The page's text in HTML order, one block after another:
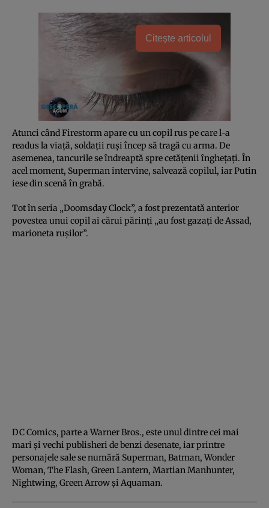
Citește articolul
Atunci când Firestorm apare cu un copil rus pe care l-a
readus la viaţă, soldaţii ruşi încep să tragă cu arma. De
asemenea, tancurile se îndreaptă spre cetăţenii îngheţaţi. În
acel moment, Superman intervine, salvează copilul, iar Putin
iese din scenă în grabă.
Tot în seria „Doomsday Clock”, a fost prezentată anterior
povestea unui copil ai cărui părinţi „au fost gazaţi de Assad,
marioneta ruşilor”.
DC Comics, parte a Warner Bros., este unul dintre cei mai
mari şi vechi publisheri de benzi desenate, iar printre
personajele sale se numără Superman, Batman, Wonder
Woman, The Flash, Green Lantern, Martian Manhunter,
Nightwing, Green Arrow şi Aquaman.